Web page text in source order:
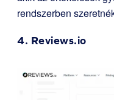
rendszerben
4. Reviews.io